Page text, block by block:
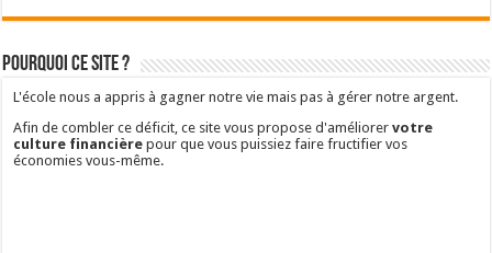
Pourquoi ce site ?
L'école nous a appris à gagner notre vie mais pas à gérer notre argent.
Afin de combler ce déficit, ce site vous propose d'améliorervotre
culture financière pour que vous puissiez faire fructifier vos
économies vous-même.